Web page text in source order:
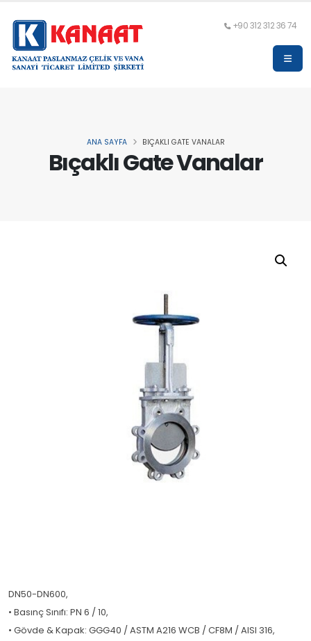
+90 312 312 36 74
Bıçaklı Gate Vanalar
ANA SAYFA BIÇAKLI GATE VANALAR
DN50-DN600,
• Basınç Sınıfı: PN 6 / 10,
• Gövde & Kapak: GGG40 / ASTM A216 WCB / CF8M / AISI 316,